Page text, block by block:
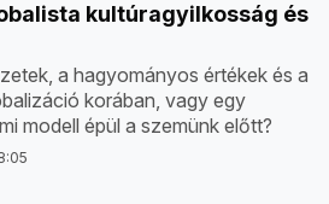
kultúragyilkosság és
a hagyományos értékek és a
korában, vagy egy
modell épül a szemünk előtt?